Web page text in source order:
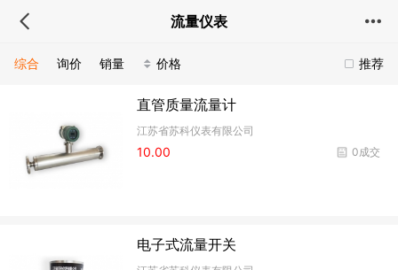
流量仪表
推荐
综合 询价 销量 价格
直管质量流量计
江苏省苏科仪表有限公司
0成交
10.00
电子式流量开关